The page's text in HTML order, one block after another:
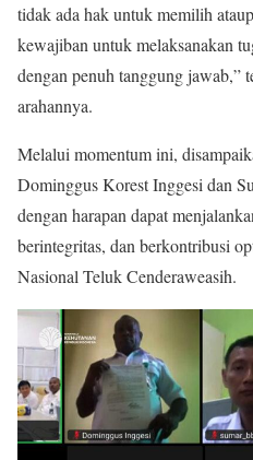
tidak ada hak untuk memilih
kewajiban untuk melaksanakan
dengan penuh tanggung jawab,”
arahannya.
Melalui momentum ini,
Dominggus Korest Inggesi dan
dengan harapan dapat
berintegritas, dan berkontribusi
Nasional Teluk Cenderaweasih.